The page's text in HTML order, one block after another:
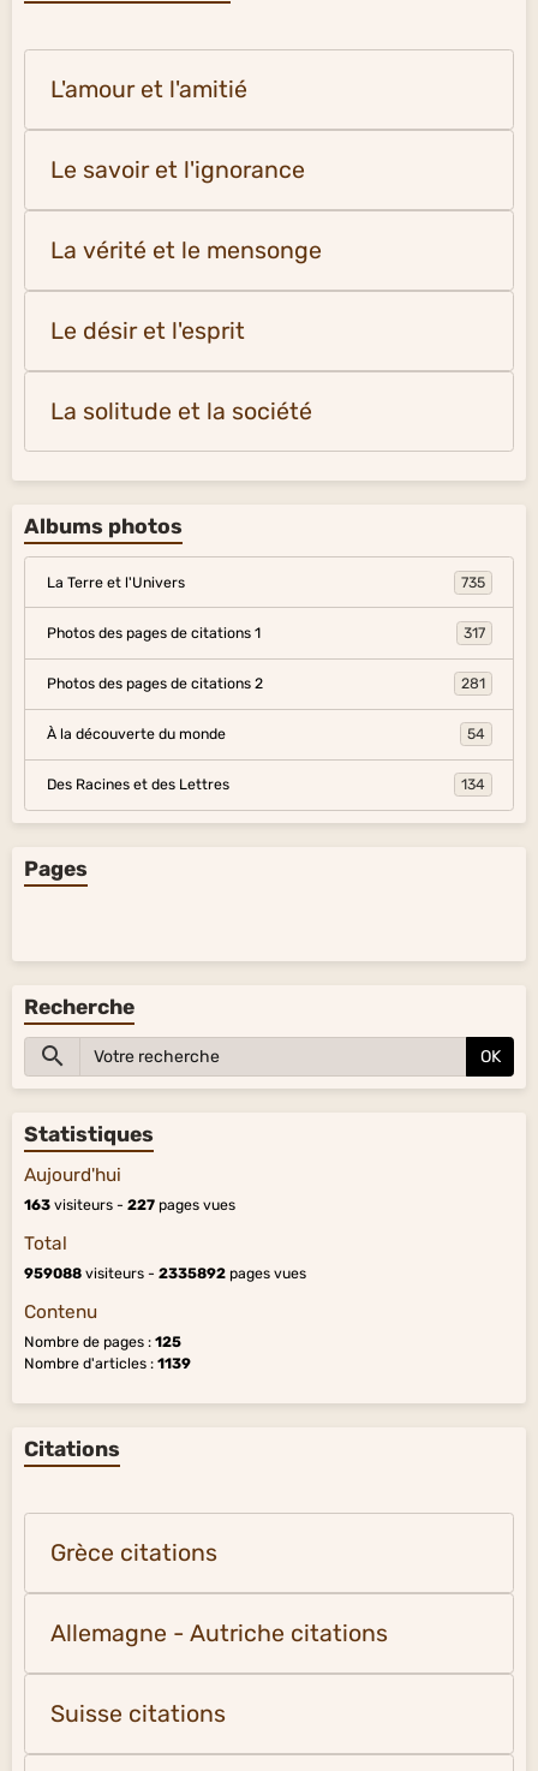
L'amour et l'amitié
Le savoir et l'ignorance
La vérité et le mensonge
Le désir et l'esprit
La solitude et la société
Albums photos
La Terre et l'Univers 735
Photos des pages de citations 1 317
Photos des pages de citations 2 281
À la découverte du monde 54
Des Racines et des Lettres 134
Pages
Recherche
OK
Statistiques
Aujourd'hui
163 visiteurs - 227 pages vues
Total
959088 visiteurs - 2335892 pages vues
Contenu
Nombre de pages : 125
Nombre d'articles : 1139
Citations
Grèce citations
Allemagne - Autriche citations
Suisse citations